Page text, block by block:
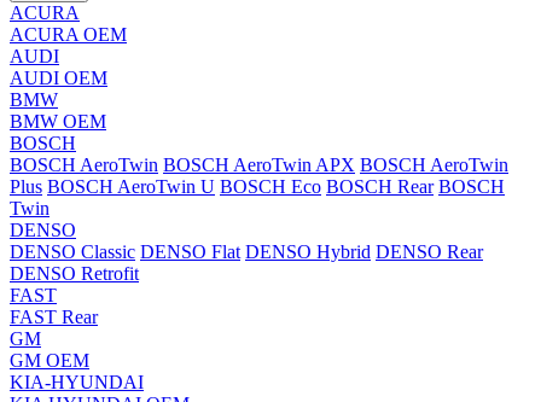
ACURA
ACURA OEM
AUDI
AUDI OEM
BMW
BMW OEM
BOSCH
BOSCH AeroTwin BOSCH AeroTwin APX BOSCH AeroTwin
Plus BOSCH AeroTwin U BOSCH Eco BOSCH Rear BOSCH
Twin
DENSO
DENSO Classic DENSO Flat DENSO Hybrid DENSO Rear
DENSO Retrofit
FAST
FAST Rear
GM
GM OEM
KIA-HYUNDAI